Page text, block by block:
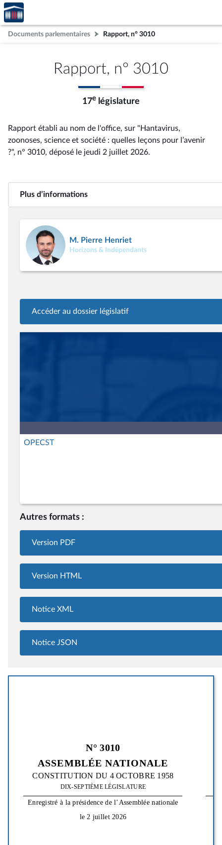
Aller au contenu
Aller en bas de la page
Accèder
à la
page
d'accueil
Documents parlementaires Rapport, n° 3010
Rapport, n° 3010
17e législature
Rapport établi au nom de l'office, sur "Hantavirus,
zoonoses, science et société : quelles leçons pour l’avenir
?", n° 3010, déposé le jeudi 2 juillet 2026.
Plus d’informations
M. Pierre Henriet
Horizons & Indépendants
Accéder au dossier législatif
OPECST
Autres formats :
Version PDF
Version HTML
Notice XML
Notice JSON